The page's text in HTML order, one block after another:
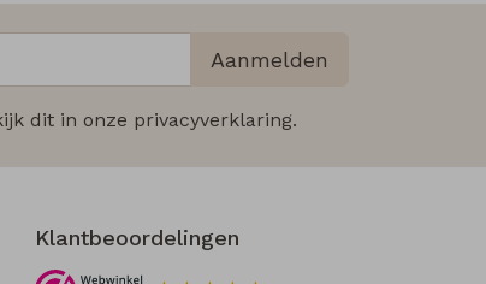
Aanmelden
dit in onze privacyverklaring.
Klantbeoordelingen